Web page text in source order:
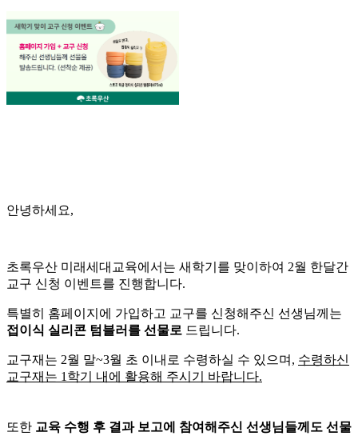
안녕하세요,
초록우산 미래세대교육에서는 새학기를 맞이하여 2월 한달간
교구 신청 이벤트를 진행합니다.
특별히 홈페이지에 가입하고 교구를 신청해주신 선생님께는
접이식 실리콘 텀블러를 선물로 드립니다.
교구재는 2월 말~3월 초 이내로 수령하실 수 있으며, 수령하신
교구재는 1학기 내에 활용해 주시기 바랍니다.
또한 교육 수행 후 결과 보고에 참여해주신 선생님들께도 선물